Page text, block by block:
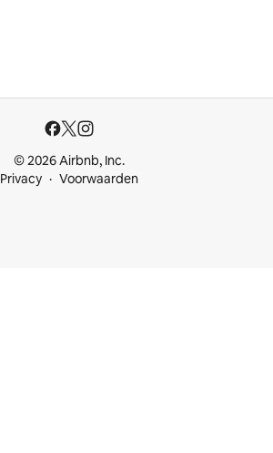
© 2026 Airbnb, Inc.
Privacy
Voorwaarden